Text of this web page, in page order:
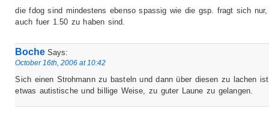
die fdog sind mindestens ebenso spassig wie die gsp. fragt sich
auch fuer 1.50 zu haben sind.
Boche Says:
October 16th, 2006 at 10:42
Sich einen Strohmann zu basteln und dann über diesen zu lachen
etwas autistische und billige Weise, zu guter Laune zu gelangen.